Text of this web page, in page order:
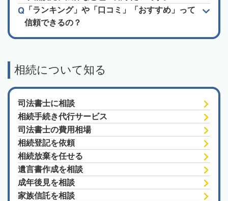
「ランキング」や「口コミ」「おすすめ」って
信頼できるの？
相続について知る
司法書士に相談
相続手続き代行サービス
司法書士の費用相場
相続登記を依頼
相続放棄を任せる
遺言書作成を相談
成年後見を相談
家族信託を相談